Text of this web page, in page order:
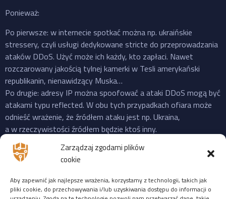
Zarządzaj zgodami plików
cookie
Aby zapewnić jak najlepsze wrażenia, korzystamy z technologii, takich jak
pliki cookie, do przechowywania i/lub uzyskiwania dostępu do informacji o
Ponieważ:
Po pierwsze: w internecie spotkać można np. ukraińskie
stressery, czyli usługi dedykowane stricte do przeprowadzania
ataków DDoS. Użyć może ich każdy, kto zapłaci. Nawet
rozczarowany jakością tylnej kamerki w Tesli amerykański
republikanin, nienawidzący Muska…
Po drugie: adresy IP można spoofować a ataki DDoS mogą być
atakami typu reflected. W obu tych przypadkach ofiara może
odnieść wrażenie, że źródłem ataku jest np. Ukraina,
a w rzeczywistości źródłem będzie ktoś inny.
Po trzecie: do ataku na X “przyznała się” propalestyńska grupa
o cudownej nazwie “Mroczna Burza”, która powstała jeszcze
w 2023 i ma na swoim koncie ataki na cele zarówno w US,
Izraelu czy EU. Ale podobnie jak Musk, grupy “hakerskie” też
często mijają się z prawdą, więc niekoniecznie trzeba ufać